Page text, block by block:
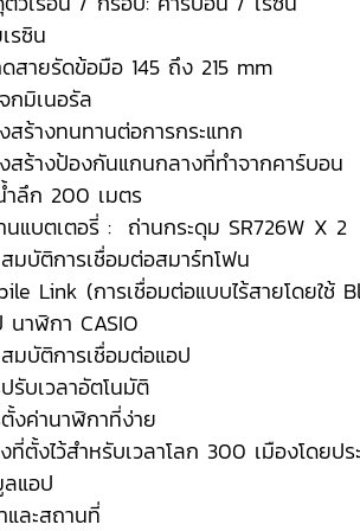
รซิน
สายรัดข้อมือ 145 ถึง 215 mm
กมิเนอรัล
สร้างทนทานต่อการกระแทก
สร้างป้องกันแกนกลางที่ทำจากคาร์บอน
ลึก 200 เมตร
นแบตเตอรี่ : ถ่านกระดุม SR726W X 2
บัติการเชื่อมต่อสมาร์ทโฟน
Link (การเชื่อมต่อแบบไร้สายโดยใช้
นาฬิกา CASIO
บัติการเชื่อมต่อแอป
รับเวลาอัตโนมัติ
งค่านาฬิกาที่ง่าย
ที่ตั้งไว้สำหรับเวลาโลก 300 เมืองโดยป
แอป
และสถานที่